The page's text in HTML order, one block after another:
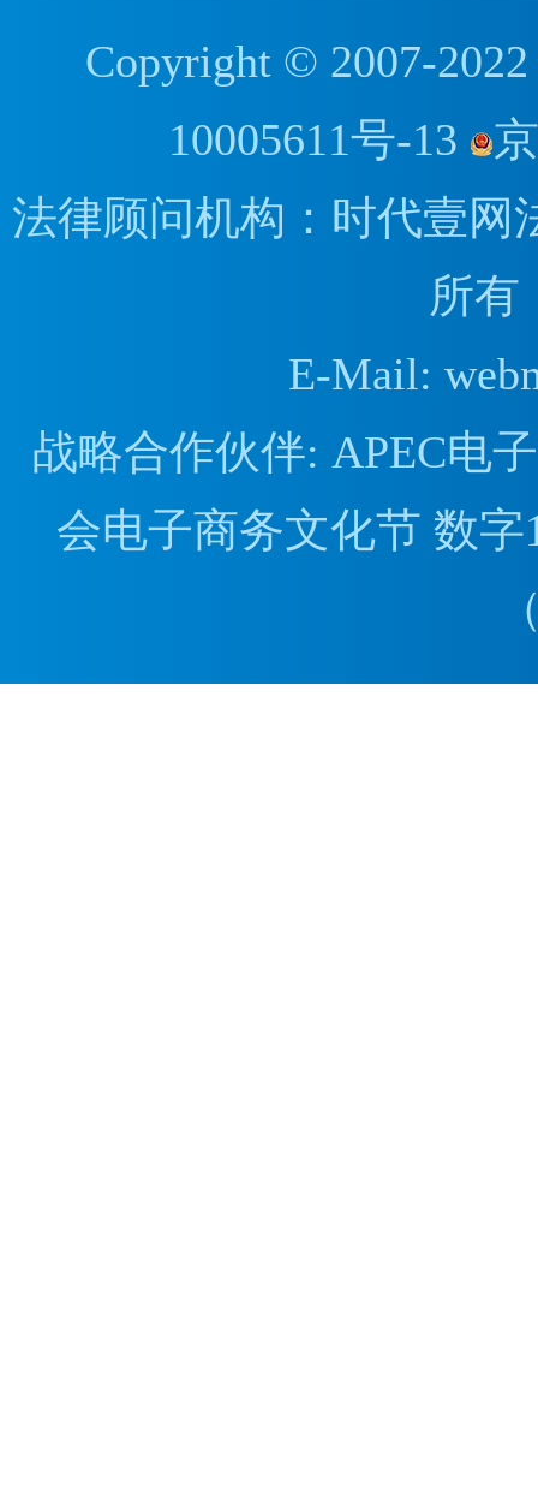
Copyright © 2007-
10005611号-13
法律顾问机构：时代壹
所有
E-Mail:
战略合作伙伴: APEC电
会电子商务文化节 数